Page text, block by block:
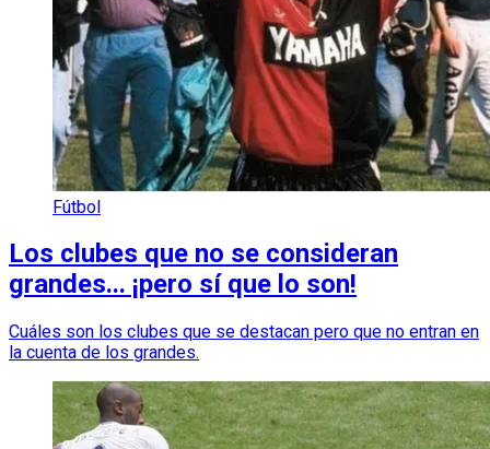
Fútbol
Los clubes que no se consideran
grandes... ¡pero sí que lo son!
Cuáles son los clubes que se destacan pero que no entran en
la cuenta de los grandes.